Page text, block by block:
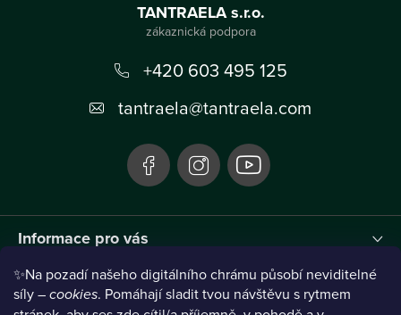
✨Na pozadí našeho digitálního chrámu působí neviditelné
síly –cookies. Pomáhají sladit tvou návštěvu s rytmem
TANTRAELA s.r.o.
+420 603 495 125
tantraela@tantraela.com
Informace pro vás
Instagram